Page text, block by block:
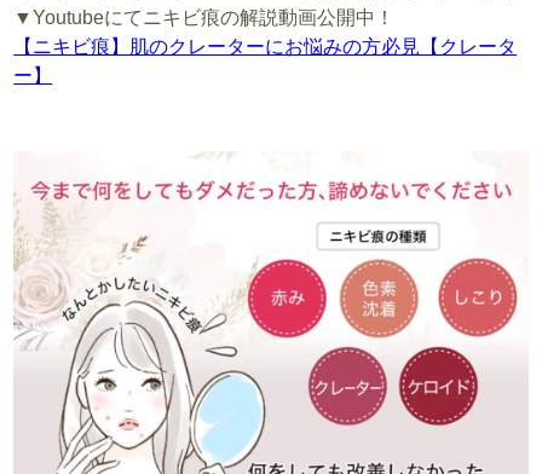
▼Youtubeにてニキビ痕の解説動画公開中！
【ニキビ痕】肌のクレーターにお悩みの方必見【クレータ
ー】